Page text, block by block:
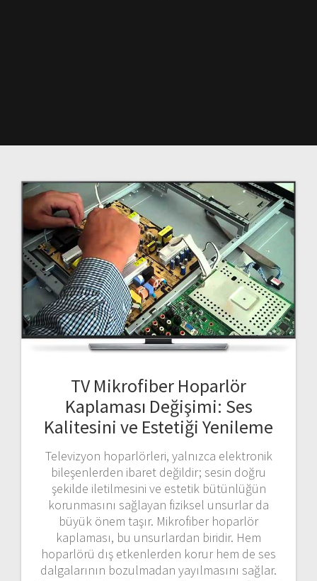
TV Mikrofiber Hoparlör
Kaplaması Değişimi: Ses
Kalitesini ve Estetiği Yenileme
Televizyon hoparlörleri, yalnızca elektronik
bileşenlerden ibaret değildir; sesin doğru
şekilde iletilmesini ve estetik bütünlüğün
korunmasını sağlayan fiziksel unsurlar da
büyük önem taşır. Mikrofiber hoparlör
kaplaması, bu unsurlardan biridir. Hem
hoparlörü dış etkenlerden korur hem de ses
dalgalarının bozulmadan yayılmasını sağlar.